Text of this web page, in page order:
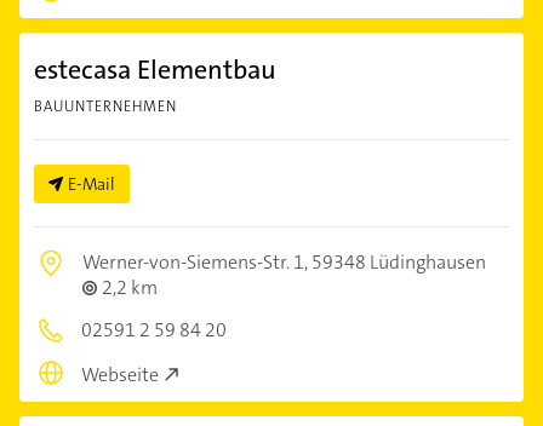
estecasa Elementbau
BAUUNTERNEHMEN
E-Mail
Werner-von-Siemens-Str. 1,59348 Lüdinghausen
2,2 km
02591 2 59 84 20
Webseite